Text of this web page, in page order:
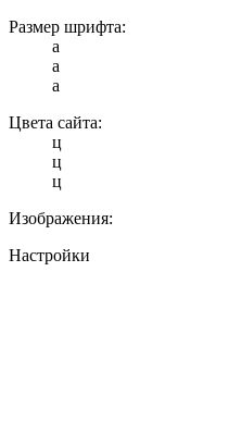
Размер шрифта:
a
a
a
Цвета сайта:
ц
ц
ц
Изображения:
Настройки